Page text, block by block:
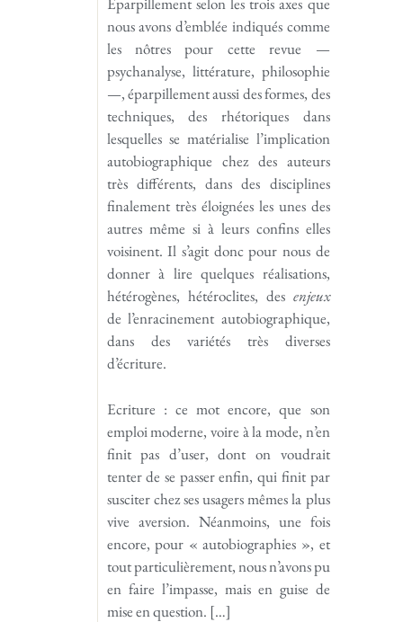
nous avons d’emblée indiqués comme
les nôtres pour cette revue —
psychanalyse, littérature, philosophie
—, éparpillement aussi des formes, des
techniques, des rhétoriques dans
lesquelles se matérialise l’implication
autobiographique chez des auteurs
très diffé­rents, dans des disciplines
finalement très éloignées les unes des
autres même si à leurs confins elles
voisinent. Il s’agit donc pour nous de
donner à lire quelques réalisations,
hétérogènes, hétéroclites, des enjeux
de l’enracinement auto­biographique,
dans des variétés très diverses
d’écriture.
Ecriture : ce mot encore, que son
emploi moderne, voire à la mode, n’en
finit pas d’user, dont on voudrait
tenter de se passer enfin, qui finit par
susciter chez ses usagers mêmes la plus
vive aversion. Néanmoins, une fois
encore, pour « autobiographies », et
tout particulièrement, nous n’avons pu
en faire l’impasse, mais en guise de
mise en question. […]